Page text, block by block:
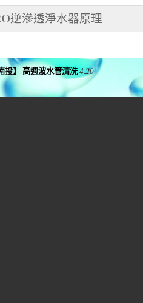
逆滲透淨水器原理
投】 高週波水管清洗 4.20